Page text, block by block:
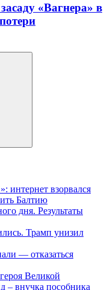
«Вагнера» в
интернет взорвался
Балтию
дня. Результаты
Трамп унизил
— отказаться
Великой
– внучка пособника